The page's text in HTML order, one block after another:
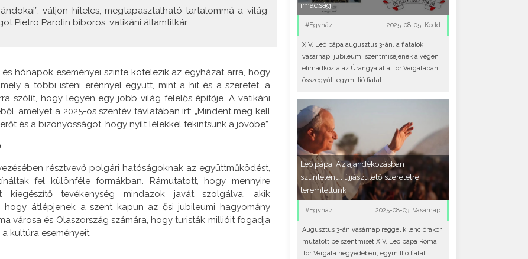
váljon hiteles, megtapasztalható tartalommá a világ
Pietro Parolin bíboros, vatikáni államtitkár.
hónapok eseményei szinte kötelezik az egyházat arra, hogy
a többi isteni erénnyel együtt, mint a hit és a szeretet, a
szólít, hogy legyen egy jobb világ felelős építője. A vatikáni
amelyet a 2025-ös szentév távlatában írt: „Mindent meg kell
és a bizonyosságot, hogy nyílt lélekkel tekintsünk a jövőbe”.
résztvevő polgári hatóságoknak az együttműködést,
fel különféle formákban. Rámutatott, hogy mennyire
tevékenység mindazok javát szolgálva, akik
hogy átlépjenek a szent kapun az ősi jubileumi hagyomány
városa és Olaszország számára, hogy turisták millióit fogadja
kultúra eseményeit.
imádság
#Egyház 2025-08-05, Kedd
XIV. Leó pápa augusztus 3-án, a fiatalok
vasárnapi jubileumi szentmiséjének a végén
elimádkozta az Úrangyalát a Tor Vergatában
összegyűlt egymillió fiatal..
Leó pápa: Az ajándékozásban
szüntelenül újjászülető szeretetre
teremtettünk
#Egyház 2025-08-03, Vasárnap
Augusztus 3-án vasárnap reggel kilenc órakor
mutatott be szentmisét XIV. Leó pápa Róma
Tor Vergata negyedében, egymillió fiatal